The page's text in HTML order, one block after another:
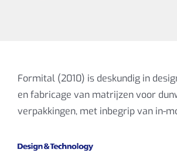
Formital (2010) is deskundig in
en fabricage van matrijzen voor
verpakkingen, met inbegrip van in-